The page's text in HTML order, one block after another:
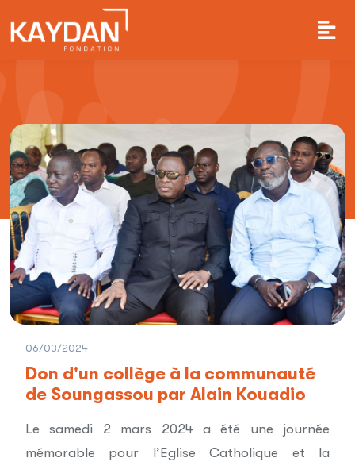
06/03/2024
Don d'un collège à la communauté
de Soungassou par Alain Kouadio
Le samedi 2 mars 2024 a été une journée
mémorable pour l’Eglise Catholique et la